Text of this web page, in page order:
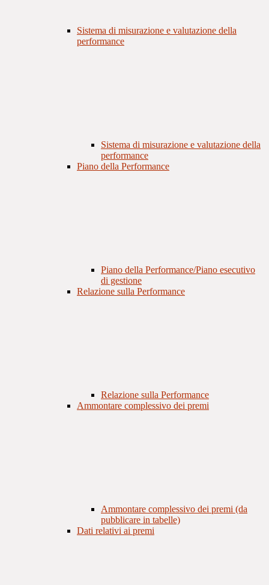
Sistema di misurazione e valutazione della
performance
Sistema di misurazione e valutazione della
performance
Piano della Performance
Piano della Performance/Piano esecutivo
di gestione
Relazione sulla Performance
Relazione sulla Performance
Ammontare complessivo dei premi
Ammontare complessivo dei premi (da
pubblicare in tabelle)
Dati relativi ai premi